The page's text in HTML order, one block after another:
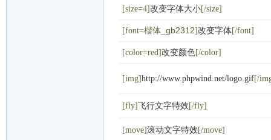
[size=4]改变字体大小[/size]
[font=楷体_gb2312]改变字体[/font]
[color=red]改变颜色[/color]
[img]http://www.phpwind.net/logo.gif[/
[fly] 飞行文字特效 [/fly]
[move]滚动文字特效 [/move]